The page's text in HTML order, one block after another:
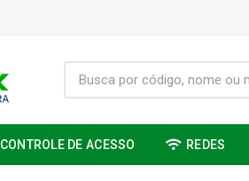
CONTROLE DE ACESSO REDES